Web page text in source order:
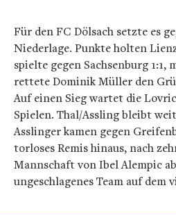
Für den FC Dölsach setzte es
Niederlage. Punkte holten
spielte gegen Sachsenburg 1:1,
rettete Dominik Müller den
Auf einen Sieg wartet die
Spielen. Thal/Assling bleibt
Asslinger kamen gegen
torloses Remis hinaus, nach
Mannschaft von Ibel Alempic
ungeschlagenes Team auf dem